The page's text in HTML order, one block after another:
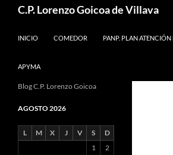
C.P. Lorenzo Goicoa de Villava
INICIO
COMEDOR PANP. PLAN ATENCIÓN
APYMA
Blog C.P. Lorenzo Goicoa
AGOSTO 2026
L M X J V S
D
1
2